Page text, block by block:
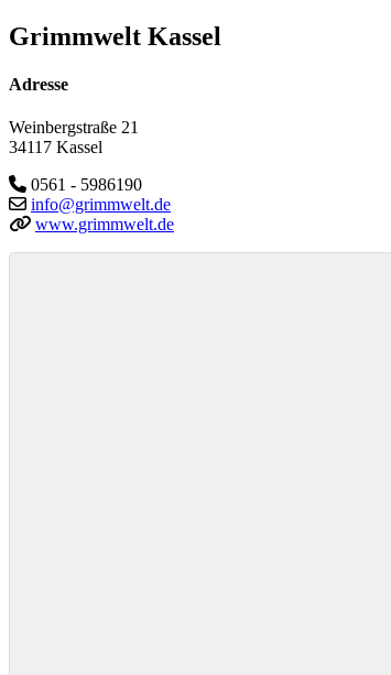
Grimmwelt Kassel
Adresse
Weinbergstraße 21
34117 Kassel
0561 - 5986190
info@grimmwelt.de
www.grimmwelt.de